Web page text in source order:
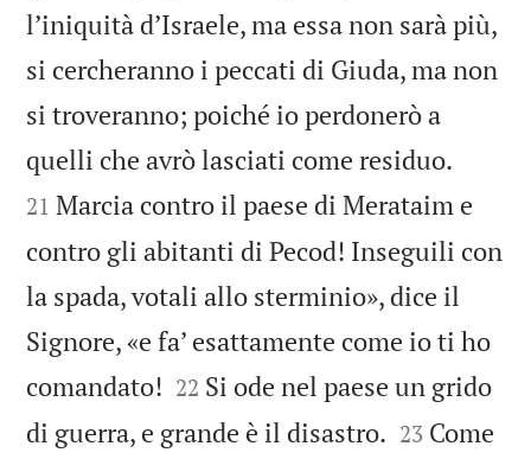
l’iniquità d’Israele, ma essa non sarà più,
si cercheranno i peccati di Giuda, ma non
si troveranno; poiché io perdonerò a
quelli che avrò lasciati come residuo.
21 Marcia contro il paese di Merataim e
contro gli abitanti di Pecod! Inseguili con
la spada, votali allo sterminio», dice il
Signore, «e fa’ esattamente come io ti ho
comandato! 

22 Si ode nel paese un grido
di guerra, e grande è il disastro. 

23 Come